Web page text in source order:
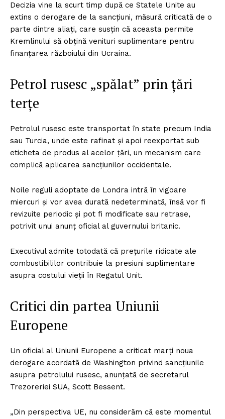
Decizia vine la scurt timp după ce Statele Unite au
extins o derogare de la sancțiuni, măsură criticată de o
parte dintre aliați, care susțin că aceasta permite
Kremlinului să obțină venituri suplimentare pentru
finanțarea războiului din Ucraina.
Petrol rusesc „spălat” prin țări
terțe
Petrolul rusesc este transportat în state precum India
sau Turcia, unde este rafinat și apoi reexportat sub
eticheta de produs al acelor țări, un mecanism care
complică aplicarea sancțiunilor occidentale.
Noile reguli adoptate de Londra intră în vigoare
miercuri și vor avea durată nedeterminată, însă vor fi
revizuite periodic și pot fi modificate sau retrase,
potrivit unui anunț oficial al guvernului britanic.
Executivul admite totodată că prețurile ridicate ale
combustibililor contribuie la presiuni suplimentare
asupra costului vieții în Regatul Unit.
Critici din partea Uniunii
Europene
Un oficial al Uniunii Europene a criticat marți noua
derogare acordată de Washington privind sancțiunile
asupra petrolului rusesc, anunțată de secretarul
Trezoreriei SUA, Scott Bessent.
„Din perspectiva UE, nu considerăm că este momentul